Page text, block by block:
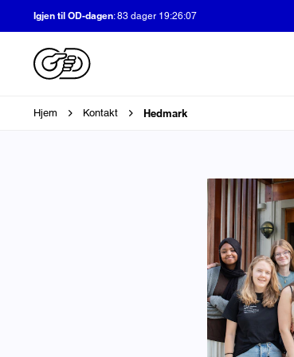
Igjen til OD-dagen:83 dager 19:26:06
Hjem Kontakt Hedmark